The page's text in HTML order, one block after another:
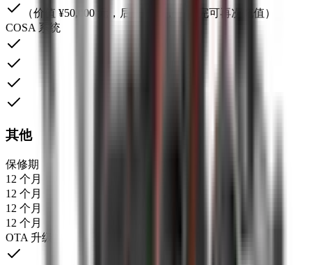
（价值 ¥50,000 元，后台计费，消耗完可再次充值）
COSA 系统
其他
保修期
12 个月
12 个月
12 个月
12 个月
OTA 升级